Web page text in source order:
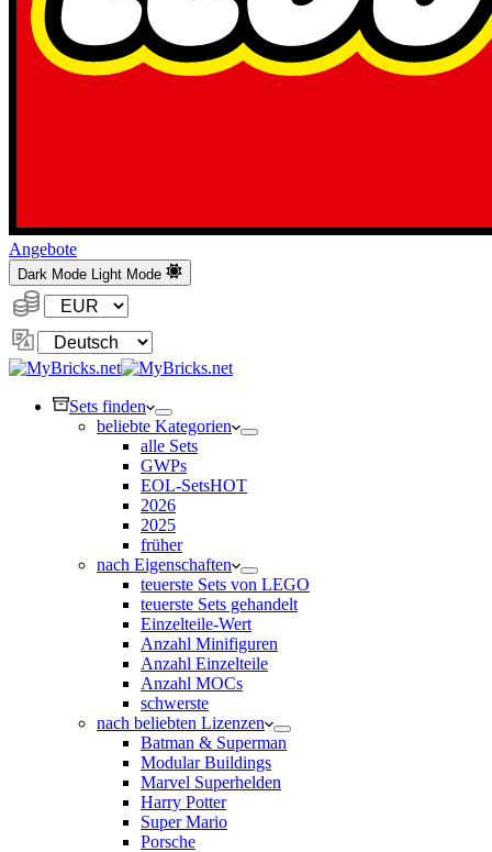
Angebote
Dark Mode Light Mode
Währung:
Sprache
ändern
Sets finden
beliebte Kategorien
alle Sets
GWPs
EOL-SetsHOT
2026
2025
früher
nach Eigenschaften
teuerste Sets von LEGO
teuerste Sets gehandelt
Einzelteile-Wert
Anzahl Minifiguren
Anzahl Einzelteile
Anzahl MOCs
schwerste
nach beliebten Lizenzen
Batman & Superman
Modular Buildings
Marvel Superhelden
Harry Potter
Super Mario
Porsche